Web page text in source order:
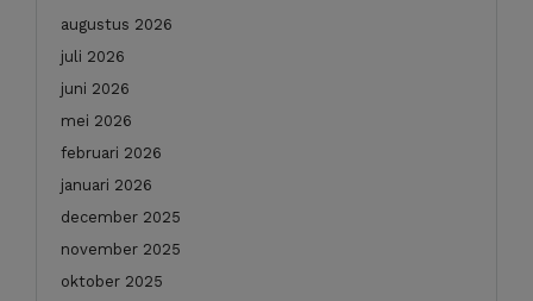
augustus 2026
juli 2026
juni 2026
mei 2026
februari 2026
januari 2026
december 2025
november 2025
oktober 2025